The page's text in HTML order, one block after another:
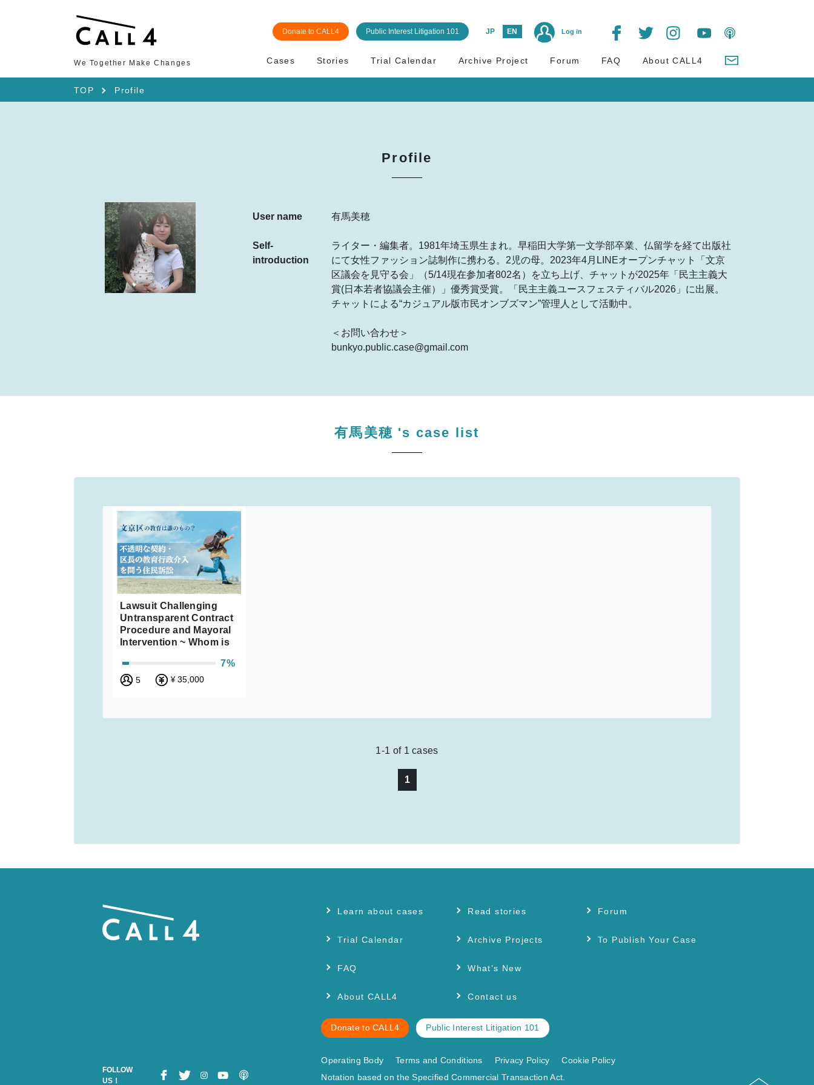
Donate to CALL4 Public Interest Litigation 101 JP EN Log in
We Together Make Changes Cases Stories Trial Calendar Archive Project Forum FAQ About CALL4
TOP Profile
Profile
User name 有馬美穂
Self-
introduction
ライター・編集者。1981年埼玉県生まれ。早稲田大学第一文学部卒業、仏留学を経て出版社
にて女性ファッション誌制作に携わる。2児の母。2023年4月LINEオープンチャット「文京
区議会を見守る会」（5/14現在参加者802名）を立ち上げ、チャットが2025年「民主主義大
賞(日本若者協議会主催）」優秀賞受賞。「民主主義ユースフェスティバル2026」に出展。
チャットによる“カジュアル版市民オンブズマン”管理人として活動中。
＜お問い合わせ＞
bunkyo.public.case@gmail.com
有馬美穂 's case list
Lawsuit Challenging
Untransparent Contract
Procedure and Mayoral
Intervention ~ Whom is
Education for?
7%
5 ¥ 35,000
1-1 of 1 cases
1
FOLLOW
US！
Learn about cases
Trial Calendar
FAQ
About CALL4
Read stories
Archive Projects
What’s New
Contact us
Forum
To Publish Your Case
Donate to CALL4 Public Interest Litigation 101
Operating Body Terms and Conditions Privacy Policy
Cookie Policy
Notation based on the Specified Commercial Transaction Act.